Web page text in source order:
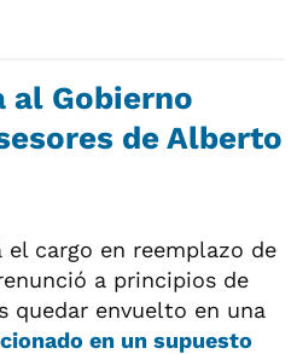
al Gobierno
de Alberto
el cargo en reemplazo de
a principios de
quedar envuelto en una
en un supuesto